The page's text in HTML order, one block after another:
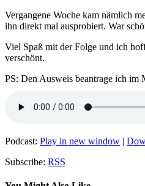
Vergangene Woche kam nämlich
ihn direkt mal ausprobiert. War
Viel Spaß mit der Folge und ich
verschönt.
PS: Den Ausweis beantrage ich im
Podcast: Play in new window |
Subscribe: RSS